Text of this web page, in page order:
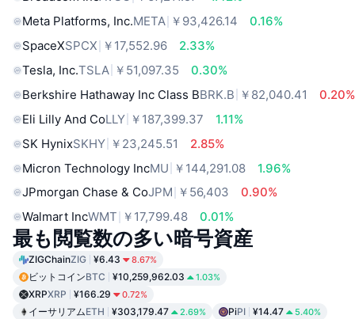
Meta Platforms, Inc.META ￥93,426.14
0.16%
SpaceXSPCX ￥17,552.96
2.33%
Tesla, Inc.TSLA ￥51,097.35
0.30%
Berkshire Hathaway Inc Class BBRK.B ￥82,040.41
0.20%
Eli Lilly And CoLLY ￥187,399.37
1.11%
SK HynixSKHY ￥23,245.51
2.85%
Micron Technology IncMU ￥144,291.08
1.96%
JPmorgan Chase & CoJPM ￥56,403
0.90%
Walmart IncWMT ￥17,799.48 0.01%
最も閲覧数の多い暗号資産
ZIGChainZIG ¥6.43 8.67%
ビットコインBTC ¥10,259,962.03 1.03%
XRPXRP ¥166.29 0.72%
イーサリアムETH ¥303,179.47 2.69% PiPI ¥14.47 5.40%